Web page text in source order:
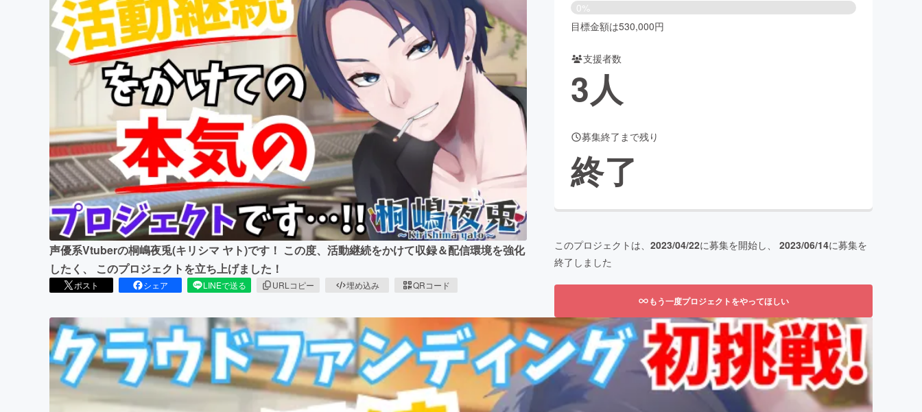
映像・映画 書籍・雑誌出版 アニメ・漫画
ビジネス・起業 チャレンジ ビューティー・ヘルスケア
まちづくり・地域活性化
CAMPFIRE for Social Good CAMPFIRE Creation
CAMPFIREふるさと納税
machi-ya コミュニティ
声優系Vtuberの桐嶋夜兎(キリシマ ヤト)です！ この度、活動継続をかけて収録＆配信環境を強化
したく、 このプロジェクトを立ち上げました！
ポスト シェア LINEで送る URLコピー 埋め込み QRコード
0%
目標金額は530,000円
支援者数
3人
募集終了まで残り
終了
このプロジェクトは、 2023/04/22に募集を開始し、 2023/06/14に募集を
終了しました
もう一度プロジェクトをやってほしい